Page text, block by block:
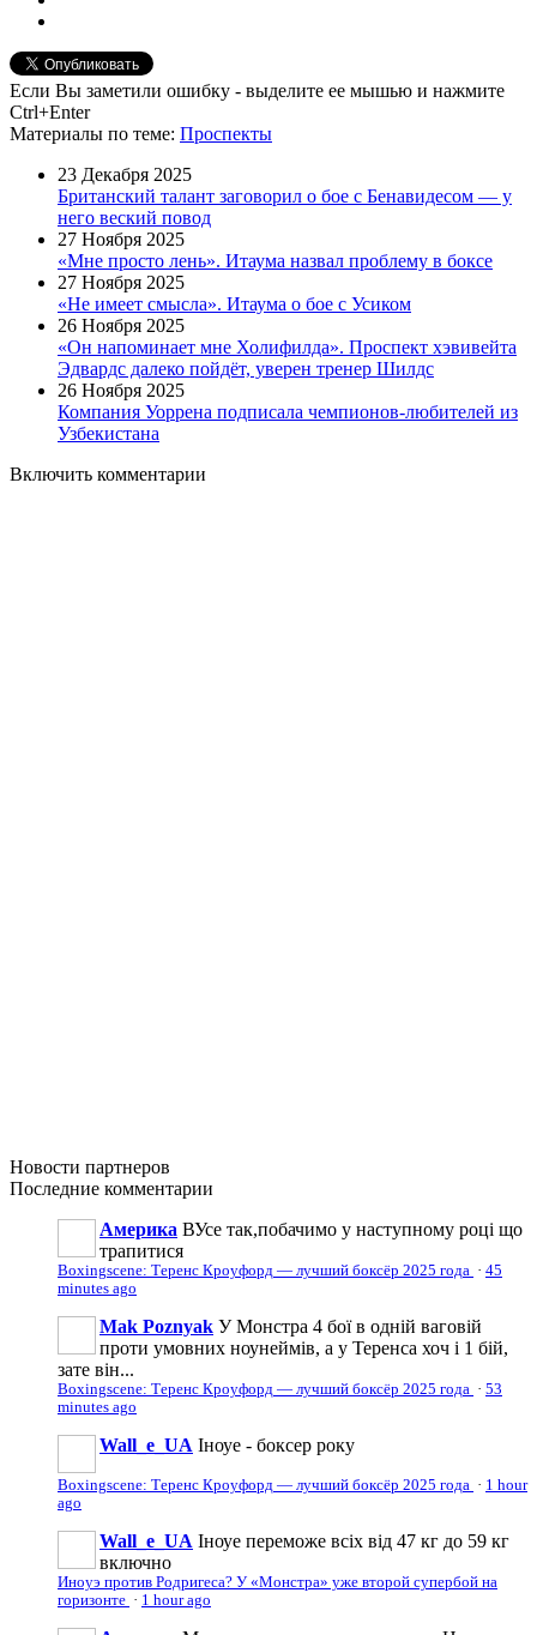
Если Вы заметили ошибку - выделите ее мышью и нажмите
Ctrl+Enter
Материалы по теме: Проспекты
23 Декабря 2025
Британский талант заговорил о бое с Бенавидесом — у
него веский повод
27 Ноября 2025
«Мне просто лень». Итаума назвал проблему в боксе
27 Ноября 2025
«Не имеет смысла». Итаума о бое с Усиком
26 Ноября 2025
«Он напоминает мне Холифилда». Проспект хэвивейта
Эдвардс далеко пойдёт, уверен тренер Шилдс
26 Ноября 2025
Компания Уоррена подписала чемпионов-любителей из
Узбекистана
Включить комментарии
Новости партнеров
Последние комментарии
Америка ВУсе так,побачимо у наступному році що
трапитися
Boxingscene: Теренс Кроуфорд — лучший боксёр 2025 года · 45
minutes ago
Mak Poznyak У Монстра 4 бої в одній ваговій
проти умовних ноунеймів, а у Теренса хоч і 1 бій,
зате він...
Boxingscene: Теренс Кроуфорд — лучший боксёр 2025 года · 53
minutes ago
Wall_e_UA Іноуе - боксер року
Boxingscene: Теренс Кроуфорд — лучший боксёр 2025 года · 1 hour
ago
Wall_e_UA Іноуе переможе всіх від 47 кг до 59 кг
включно
Иноуэ против Родригеса? У «Монстра» уже второй супербой на
горизонте · 1 hour ago